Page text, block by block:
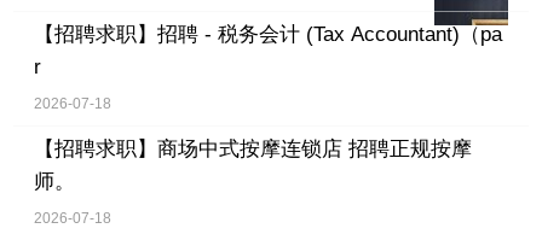
【招聘求职】 招聘 - 税务会计 (Tax Accountant)（pa
r
2026-07-18
【招聘求职】 商场中式按摩连锁店 招聘正规按摩
师。
2026-07-18